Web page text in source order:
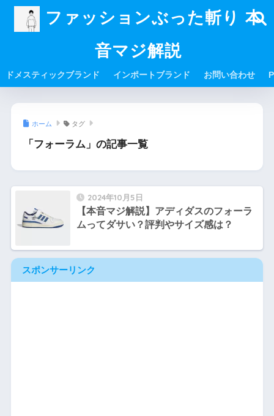
ファッションぶった斬り 本
音マジ解説
ドメスティックブランド インポートブランド お問い合わせ
ホーム タグ
「フォーラム」の記事一覧
2024年10月5日
【本音マジ解説】アディダスのフォーラ
ムってダサい？評判やサイズ感は？
スポンサーリンク